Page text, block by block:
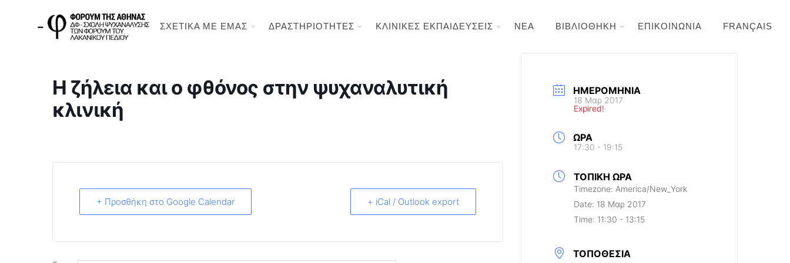
ΣΧΕΤΙΚΑ ΜΕ ΕΜΑΣ ΔΡΑΣΤΗΡΙΟΤΗΤΕΣ ΚΛΙΝΙΚΕΣ ΕΚΠΑΙΔΕΥΣΕΙΣ ΝΕΑ ΒΙΒΛΙΟΘΗΚΗ ΕΠΙΚΟΙΝΩΝΙΑ FRANÇAIS
Η ζήλεια και ο φθόνος στην ψυχαναλυτική
κλινική
+ Προσθήκη στο Google Calendar + iCal / Outlook export
ΗΜΕΡΟΜΗΝΊΑ
18 Μαρ 2017
Expired!
ΏΡΑ
17:30 - 19:15
ΤΟΠΙΚΉ ΏΡΑ
Timezone: America/New_York
Date: 18 Μαρ 2017
Time: 11:30 - 13:15
ΤΟΠΟΘΕΣΊΑ